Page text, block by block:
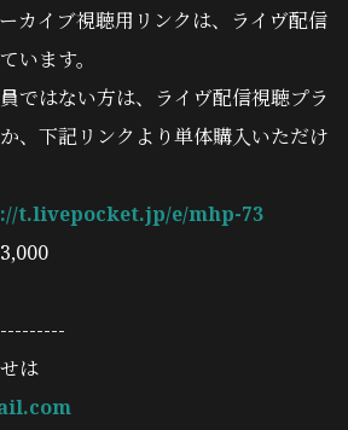
カイブ視聴用リンクは、ライヴ配信
います。
ではない方は、ライヴ配信視聴プラ
、下記リンクより単体購入いただけ
t.livepocket.jp/e/mhp-73
は